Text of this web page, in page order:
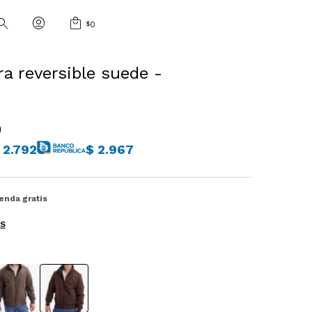
$0
reversible suede -
2.792 $ 2.967
gratis